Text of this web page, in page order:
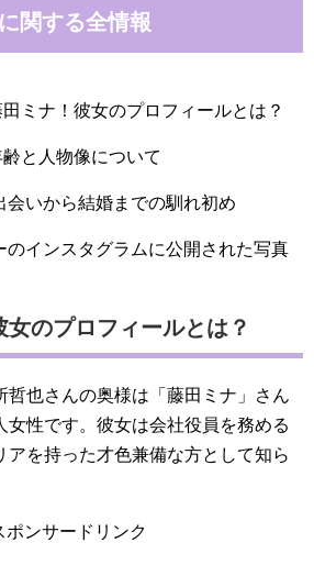
関する全情報
ミナ！彼女のプロフィールとは？
と人物像について
会いから結婚までの馴れ初め
のインスタグラムに公開された写真
のプロフィールとは？
哲也さんの奥様は「藤田ミナ」さん
女性です。彼女は会社役員を務める
アを持った才色兼備な方として知ら
ポンサードリンク